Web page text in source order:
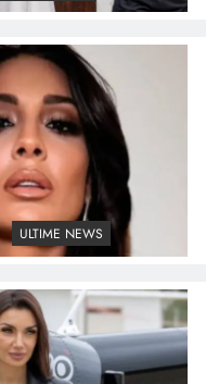
ULTIME NEWS